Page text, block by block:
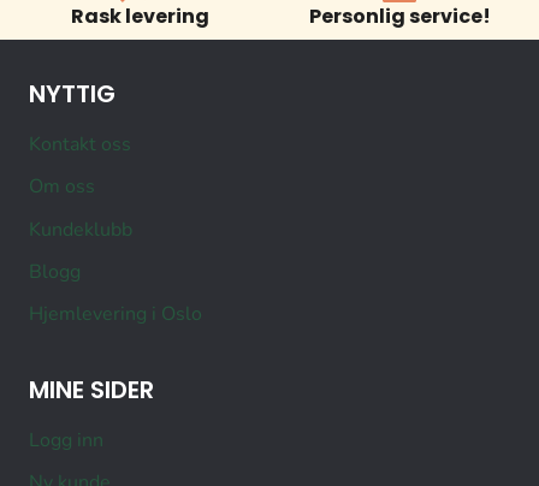
Rask levering Personlig service!
NYTTIG
Kontakt oss
Om oss
Kundeklubb
Blogg
Hjemlevering i Oslo
MINE SIDER
Logg inn